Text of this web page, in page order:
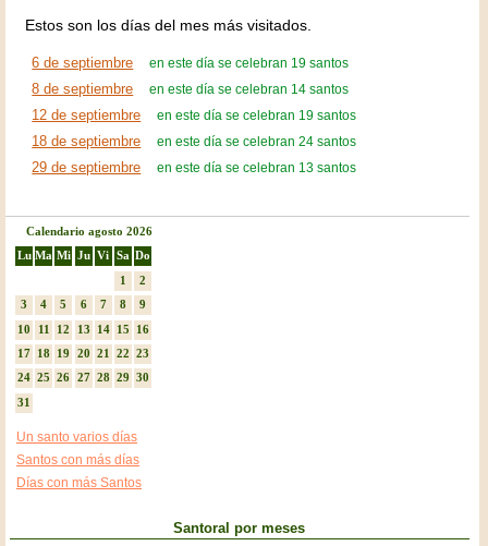
Estos son los días del mes más visitados.
6 de septiembre en este día se celebran 19 santos
8 de septiembre en este día se celebran 14 santos
12 de septiembre en este día se celebran 19 santos
18 de septiembre en este día se celebran 24 santos
29 de septiembre en este día se celebran 13 santos
Calendario agosto 2026
Lu Ma Mi Ju Vi Sa Do
1
2
3
4 5 6 7 8
9
10
11 12 13 14 15
16
17 18 19 20 21 22
23
24 25 26 27 28 29
30
31
Un santo varios días
Santos con más días
Días con más Santos
Santoral por meses